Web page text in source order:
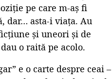
pe care m-aș fi
dar… asta-i viața. Au
și uneori și de
o raită pe acolo.
e o carte despre ceai –